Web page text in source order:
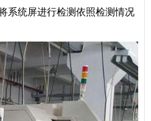
系统屏进行检测依照检测情况